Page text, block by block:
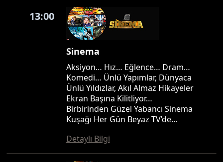
13:00
Sinema
Aksiyon… Hız… Eğlence… Dram…
Komedi… Ünlü Yapımlar, Dünyaca
Ünlü Yıldızlar, Akıl Almaz Hikayeler
Ekran Başına Kilitliyor…
Birbirinden Güzel Yabancı Sinema
Kuşağı Her Gün Beyaz TV’de...
Detaylı Bilgi